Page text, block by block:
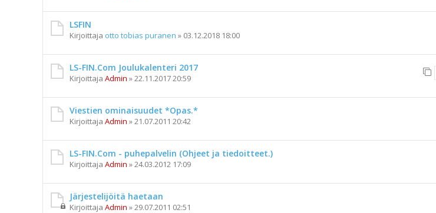
LSFIN
Kirjoittaja otto tobias puranen » 03.12.2018 18:00
LS-FIN.Com Joulukalenteri 2017
Kirjoittaja Admin »22.11.2017 20:59
Viestien ominaisuudet *Opas.*
Kirjoittaja Admin »21.07.2011 20:42
LS-FIN.Com - puhepalvelin (Ohjeet ja tiedoitteet.)
Kirjoittaja Admin »24.03.2012 17:09
Järjestelijöitä haetaan
Kirjoittaja Admin »29.07.2011 02:51